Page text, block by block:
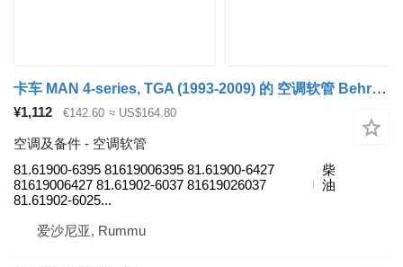
卡车 MAN 4-series, TGA (1993-2009) 的 空调软管 Behr TGA 26.360 (01.00-) 81.61900-6395
¥1,112 €142.60 ≈ US$164.80
空调及备件 - 空调软管
81.61900-6395 81619006395 81.61900-6427
81619006427 81.61902-6037 81619026037
81.61902-6025...
柴
油
爱沙尼亚, Rummu